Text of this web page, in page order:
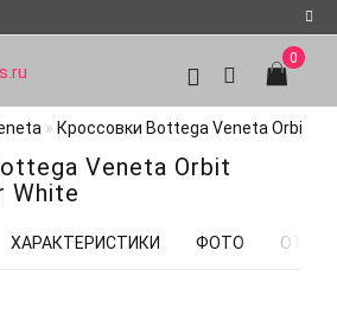
Регистрация
Авторизация
0
Кроссовки Bottega Veneta Orbit
Veneta Orbit
White
ХАРАКТЕРИСТИКИ ФОТО